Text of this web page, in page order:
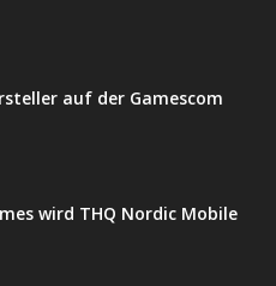
auf der Gamescom
wird THQ Nordic Mobile